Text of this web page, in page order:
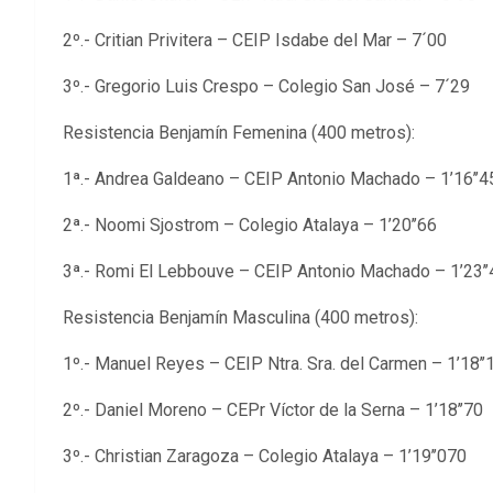
2º.- Critian Privitera – CEIP Isdabe del Mar – 7´00
3º.- Gregorio Luis Crespo – Colegio San José – 7´29
Resistencia Benjamín Femenina (400 metros):
1ª.- Andrea Galdeano – CEIP Antonio Machado –
2ª.- Noomi Sjostrom – Colegio Atalaya – 1’20’’66
3ª.- Romi El Lebbouve – CEIP Antonio Machado –
Resistencia Benjamín Masculina (400 metros):
1º.- Manuel Reyes – CEIP Ntra. Sra. del Carmen –
2º.- Daniel Moreno – CEPr Víctor de la Serna – 1’18’’70
3º.- Christian Zaragoza – Colegio Atalaya – 1’19’’070